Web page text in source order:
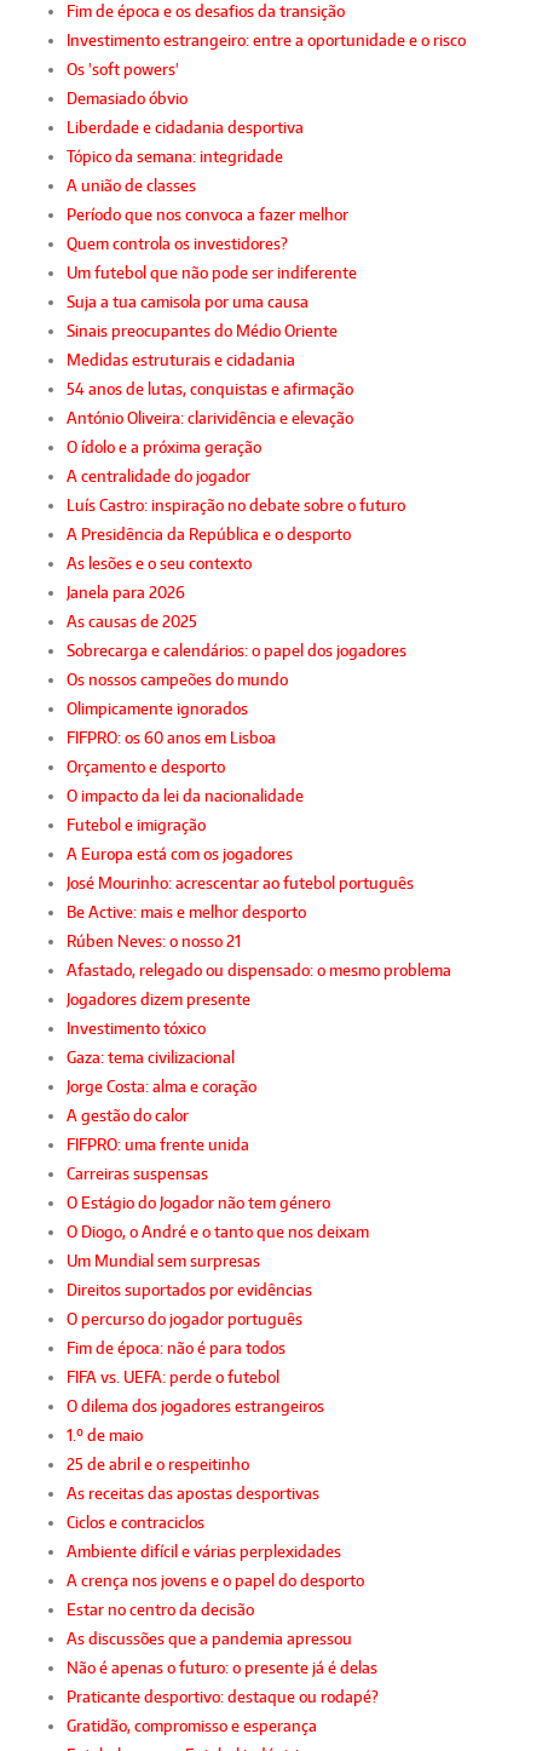
Fim de época e os desafios da transição
Investimento estrangeiro: entre a oportunidade e o risco
Os 'soft powers'
Demasiado óbvio
Liberdade e cidadania desportiva
Tópico da semana: integridade
A união de classes
Período que nos convoca a fazer melhor
Quem controla os investidores?
Um futebol que não pode ser indiferente
Suja a tua camisola por uma causa
Sinais preocupantes do Médio Oriente
Medidas estruturais e cidadania
54 anos de lutas, conquistas e afirmação
António Oliveira: clarividência e elevação
O ídolo e a próxima geração
A centralidade do jogador
Luís Castro: inspiração no debate sobre o futuro
A Presidência da República e o desporto
As lesões e o seu contexto
Janela para 2026
As causas de 2025
Sobrecarga e calendários: o papel dos jogadores
Os nossos campeões do mundo
Olimpicamente ignorados
FIFPRO: os 60 anos em Lisboa
Orçamento e desporto
O impacto da lei da nacionalidade
Futebol e imigração
A Europa está com os jogadores
José Mourinho: acrescentar ao futebol português
Be Active: mais e melhor desporto
Rúben Neves: o nosso 21
Afastado, relegado ou dispensado: o mesmo problema
Jogadores dizem presente
Investimento tóxico
Gaza: tema civilizacional
Jorge Costa: alma e coração
A gestão do calor
FIFPRO: uma frente unida
Carreiras suspensas
O Estágio do Jogador não tem género
O Diogo, o André e o tanto que nos deixam
Um Mundial sem surpresas
Direitos suportados por evidências
O percurso do jogador português
Fim de época: não é para todos
FIFA vs. UEFA: perde o futebol
O dilema dos jogadores estrangeiros
1.º de maio
25 de abril e o respeitinho
As receitas das apostas desportivas
Ciclos e contraciclos
Ambiente difícil e várias perplexidades
A crença nos jovens e o papel do desporto
Estar no centro da decisão
As discussões que a pandemia apressou
Não é apenas o futuro: o presente já é delas
Praticante desportivo: destaque ou rodapé?
Gratidão, compromisso e esperança